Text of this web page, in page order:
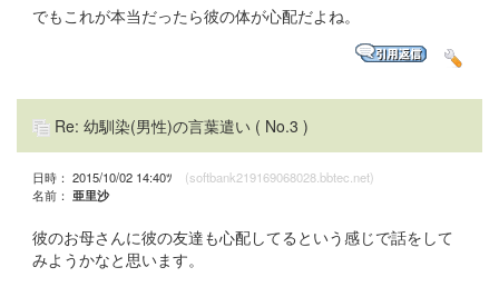
でもこれが本当だったら彼の体が心配だよね。
Re: 幼馴染(男性)の言葉遣い ( No.3 )
日時： 2015/10/02 14:40ﾂ (softbank219169068028.bbtec.net)
名前： 亜里沙
彼のお母さんに彼の友達も心配してるという感じで話をして
みようかなと思います。